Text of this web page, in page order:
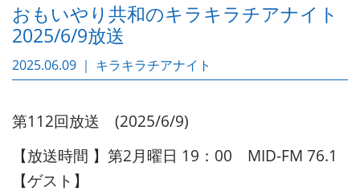
おもいやり共和のキラキラチアナイト
2025/6/9放送
2025.06.09 ｜ キラキラチアナイト
第112回放送 (2025/6/9)
【放送時間 】第2月曜日 19：00 MID-FM 76.1
【ゲスト】